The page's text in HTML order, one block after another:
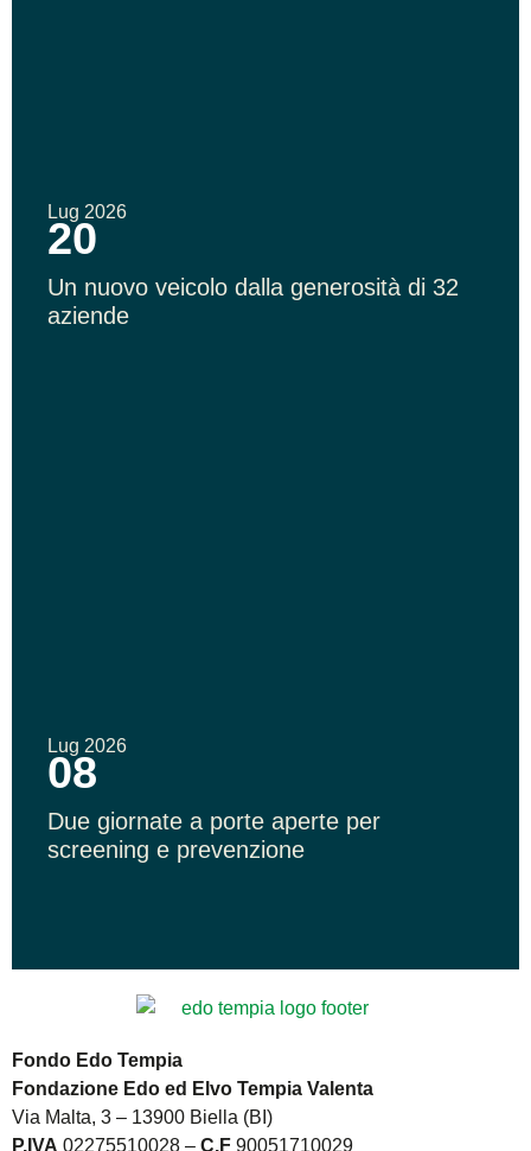
Lug 2026
20
Un nuovo veicolo dalla generosità di 32
aziende
Lug 2026
08
Due giornate a porte aperte per
screening e prevenzione
Fondo Edo Tempia
Fondazione Edo ed Elvo Tempia Valenta
Via Malta, 3 – 13900 Biella (BI)
P.IVA 02275510028 – C.F 90051710029